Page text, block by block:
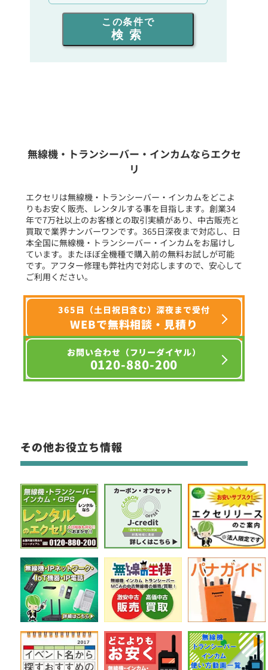
出力を選ぶ
同時通話人数を選ぶ
フリーワード入力(製品名等)
選択条件をリセット
この条件で
検索
無線機・トランシーバー・インカムならエクセ
リ
エクセリは無線機・トランシーバー・インカムをどこよ
りもお安く販売、レンタルする事を目指します。創業34
年で7万社以上のお客様との取引実績があり、中古販売と
買取で業界ナンバーワンです。365日深夜まで対応し、日
本全国に無線機・トランシーバー・インカムをお届けし
ています。またほぼ全機種で購入前の無料お試しが可能
です。アフター修理も弊社内で対応しますので、安心して
ご利用ください。
365日（土日祝日含む）深夜まで受付
WEBで無料相談・見積り
お問い合わせ（フリーダイヤル）
0120-880-200
その他お役立ち情報